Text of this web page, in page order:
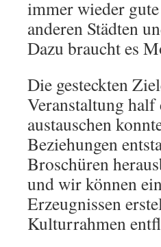
immer wieder
anderen Städten
Dazu braucht es
Die gesteckten
Veranstaltung half
austauschen
Beziehungen
Broschüren
und wir können
Erzeugnissen
Kulturrahmen